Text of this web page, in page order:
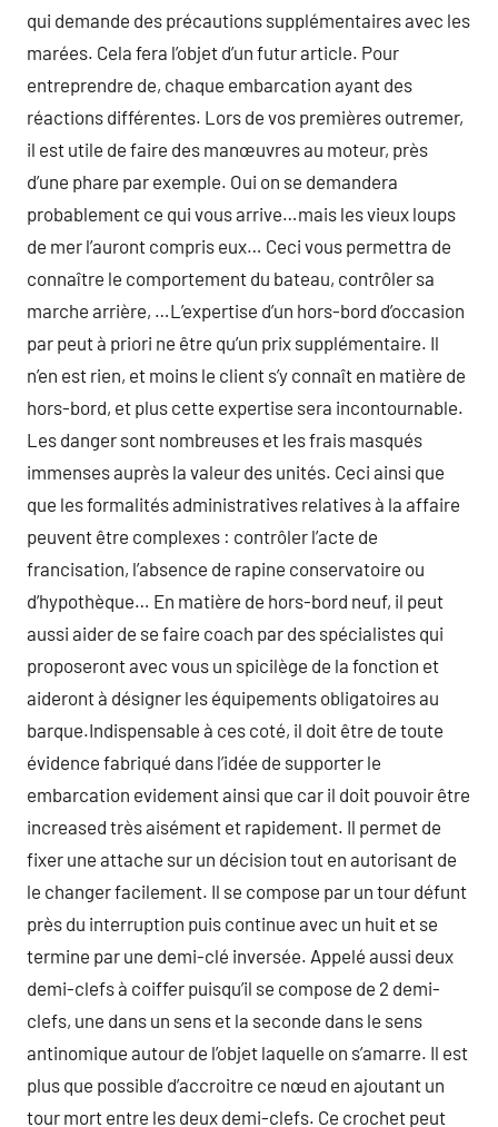
qui demande des précautions supplémentaires avec les
marées. Cela fera l’objet d’un futur article. Pour
entreprendre de, chaque embarcation ayant des
réactions différentes. Lors de vos premières outremer,
il est utile de faire des manœuvres au moteur, près
d’une phare par exemple. Oui on se demandera
probablement ce qui vous arrive…mais les vieux loups
de mer l’auront compris eux… Ceci vous permettra de
connaître le comportement du bateau, contrôler sa
marche arrière, …L’expertise d’un hors-bord d’occasion
par peut à priori ne être qu’un prix supplémentaire. Il
n’en est rien, et moins le client s’y connaît en matière de
hors-bord, et plus cette expertise sera incontournable.
Les danger sont nombreuses et les frais masqués
immenses auprès la valeur des unités. Ceci ainsi que
que les formalités administratives relatives à la affaire
peuvent être complexes : contrôler l’acte de
francisation, l’absence de rapine conservatoire ou
d’hypothèque… En matière de hors-bord neuf, il peut
aussi aider de se faire coach par des spécialistes qui
proposeront avec vous un spicilège de la fonction et
aideront à désigner les équipements obligatoires au
barque.Indispensable à ces coté, il doit être de toute
évidence fabriqué dans l’idée de supporter le
embarcation evidement ainsi que car il doit pouvoir être
increased très aisément et rapidement. Il permet de
fixer une attache sur un décision tout en autorisant de
le changer facilement. Il se compose par un tour défunt
près du interruption puis continue avec un huit et se
termine par une demi-clé inversée. Appelé aussi deux
demi-clefs à coiffer puisqu’il se compose de 2 demi-
clefs, une dans un sens et la seconde dans le sens
antinomique autour de l’objet laquelle on s’amarre. Il est
plus que possible d’accroitre ce nœud en ajoutant un
tour mort entre les deux demi-clefs. Ce crochet peut